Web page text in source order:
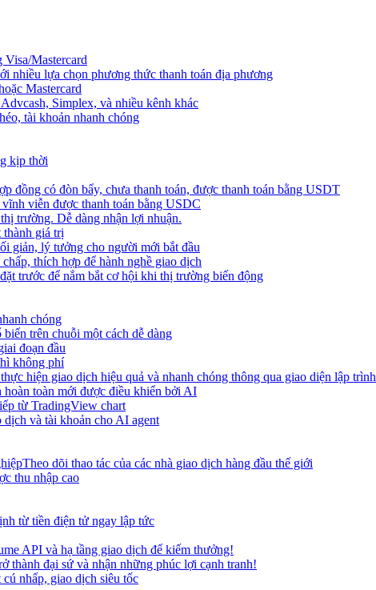
Visa/Mastercard
nhiều lựa chọn phương thức thanh toán địa phương
Mastercard
Simplex, và nhiều kênh khác
tài khoản nhanh chóng
kịp thời
đồng có đòn bẩy, chưa thanh toán, được thanh toán bằng USDT
viễn được thanh toán bằng USDC
trường. Dễ dàng nhận lợi nhuận.
thành giá trị
giản, lý tưởng cho người mới bắt đầu
thích hợp để hành nghề giao dịch
trước để nắm bắt cơ hội khi thị trường biến động
chóng
trên chuỗi một cách dễ dàng
đoạn đầu
không phí
hiện giao dịch hiệu quả và nhanh chóng thông qua giao diện lập trình
toàn mới được điều khiển bởi AI
từ TradingView chart
và tài khoản cho AI agent
Theo dõi thao tác của các nhà giao dịch hàng đầu thế giới
thu nhập cao
từ tiền điện tử ngay lập tức
API và hạ tầng giao dịch để kiếm thưởng!
thành đại sứ và nhận những phúc lợi cạnh tranh!
nhấp, giao dịch siêu tốc